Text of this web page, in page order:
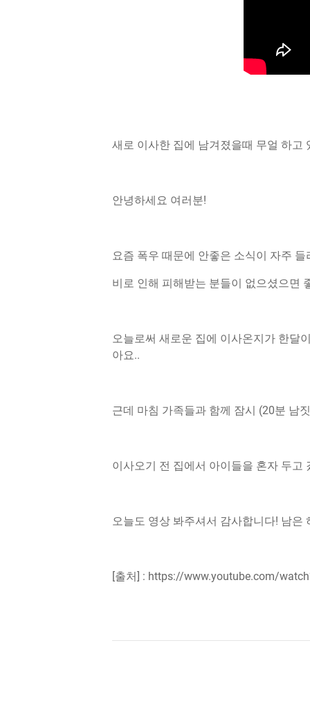
새로 이사한 집에 남겨졌을때 무얼 하고
안녕하세요 여러분!
요즘 폭우 때문에 안좋은 소식이 자주 들
비로 인해 피해받는 분들이 없으셨으면
오늘로써 새로운 집에 이사온지가 한달
아요..
근데 마침 가족들과 함께 잠시 (20분 남
이사오기 전 집에서 아이들을 혼자 두
오늘도 영상 봐주셔서 감사합니다! 남은
[출처] : https://www.youtube.com/